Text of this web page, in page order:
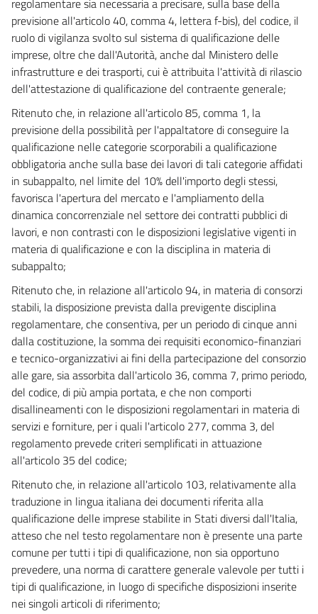
66
67
68
69
71
72
73
74
75
CAPO III - Requisiti per la qualificazione
76
77
78
79
80
81
82
83
84
85
87
88
89
90
91
CAPO IV - Soggetti abilitati ad assumere lavori
regolamentare sia necessaria a precisare, sulla base della
previsione all'articolo 40, comma 4, lettera f-bis), del codice, il
ruolo di vigilanza svolto sul sistema di qualificazione delle
imprese, oltre che dall'Autorità, anche dal Ministero delle
infrastrutture e dei trasporti, cui è attribuita l'attività di rilascio
dell'attestazione di qualificazione del contraente generale;
Ritenuto che, in relazione all'articolo 85, comma 1, la
previsione della possibilità per l'appaltatore di conseguire la
qualificazione nelle categorie scorporabili a qualificazione
obbligatoria anche sulla base dei lavori di tali categorie affidati
in subappalto, nel limite del 10% dell'importo degli stessi,
favorisca l'apertura del mercato e l'ampliamento della
dinamica concorrenziale nel settore dei contratti pubblici di
lavori, e non contrasti con le disposizioni legislative vigenti in
materia di qualificazione e con la disciplina in materia di
subappalto;
Ritenuto che, in relazione all'articolo 94, in materia di consorzi
stabili, la disposizione prevista dalla previgente disciplina
regolamentare, che consentiva, per un periodo di cinque anni
dalla costituzione, la somma dei requisiti economico-finanziari
e tecnico-organizzativi ai fini della partecipazione del consorzio
alle gare, sia assorbita dall'articolo 36, comma 7, primo periodo,
del codice, di più ampia portata, e che non comporti
disallineamenti con le disposizioni regolamentari in materia di
servizi e forniture, per i quali l'articolo 277, comma 3, del
regolamento prevede criteri semplificati in attuazione
all'articolo 35 del codice;
Ritenuto che, in relazione all'articolo 103, relativamente alla
traduzione in lingua italiana dei documenti riferita alla
qualificazione delle imprese stabilite in Stati diversi dall'Italia,
atteso che nel testo regolamentare non è presente una parte
comune per tutti i tipi di qualificazione, non sia opportuno
prevedere, una norma di carattere generale valevole per tutti i
tipi di qualificazione, in luogo di specifiche disposizioni inserite
nei singoli articoli di riferimento;